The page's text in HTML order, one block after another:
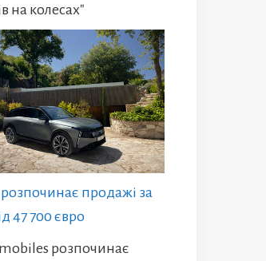
на колесах"
розпочинає продажі за
47 700 євро
розпочинає